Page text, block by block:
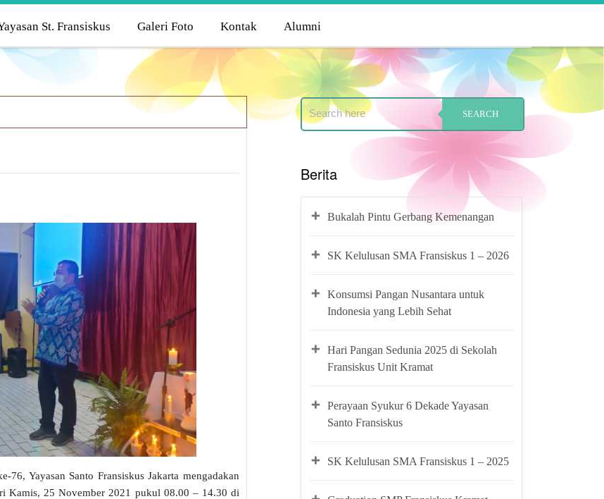
St. Fransiskus Galeri Foto Kontak Alumni
Yayasan Santo Fransiskus Jakarta mengadakan
Kamis, 25 November 2021 pukul 08.00 – 14.30 di
Berita
Bukalah Pintu Gerbang Kemenangan
SK Kelulusan SMA Fransiskus 1 – 2026
Konsumsi Pangan Nusantara untuk
Indonesia yang Lebih Sehat
Hari Pangan Sedunia 2025 di Sekolah
Fransiskus Unit Kramat
Perayaan Syukur 6 Dekade Yayasan
Santo Fransiskus
SK Kelulusan SMA Fransiskus 1 – 2025